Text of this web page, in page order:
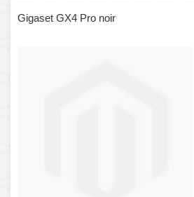
Gigaset GX4 Pro noir